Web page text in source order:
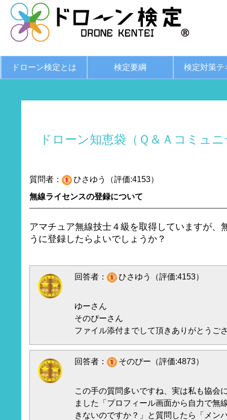
ドローン検定とは 検定要綱 検定対策テ
ドローン知恵袋（Ｑ＆Ａコミュ
質問者：
ひさゆう（評価:4153）
無線ライセンスの登録について
アマチュア無線技士４級を取得していますが、
うに登録したらよいでしょうか？
回答者： ひさゆう（評価:4153）
ゆーさん
そのぴーさん
ファイル添付までして頂きありがとうご
回答者： そのぴー（評価:4873）
この手の質問多いですね、実は私も協会
ました「プロフィール画面から自力で無
きないのですか？」と質問したら「メン